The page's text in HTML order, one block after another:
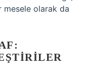
mesele olarak da